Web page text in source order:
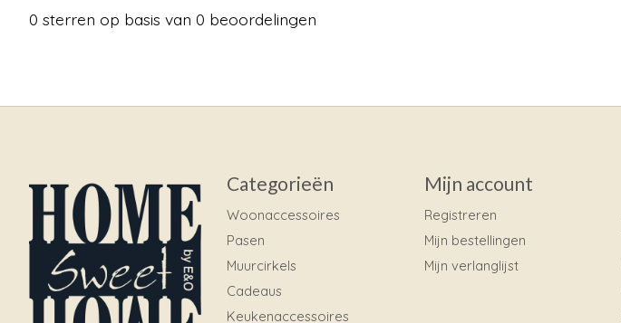
0 sterren op basis van 0 beoordelingen
Categorieën
Woonaccessoires
Pasen
Muurcirkels
Cadeaus
Keukenaccessoires
Mijn account
Registreren
Mijn bestellingen
Mijn verlanglijst